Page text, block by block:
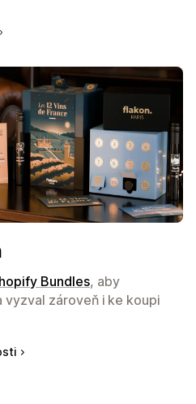
Bundles, aby
vyzval zároveň i ke koupi